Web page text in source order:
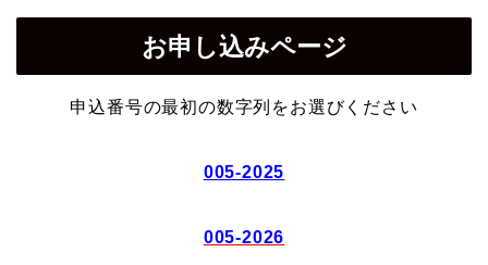
お申し込みページ
申込番号の最初の数字列をお選びください
005-2025
005-2026